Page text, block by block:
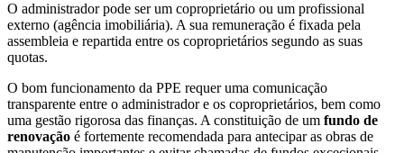
O administrador pode ser um coproprietário ou um profissional
externo (agência imobiliária). A sua remuneração é fixada pela
assembleia e repartida entre os coproprietários segundo as suas
quotas.
O bom funcionamento da PPE requer uma comunicação
transparente entre o administrador e os coproprietários, bem como
uma gestão rigorosa das finanças. A constituição de um fundo de
renovação é fortemente recomendada para antecipar as obras de